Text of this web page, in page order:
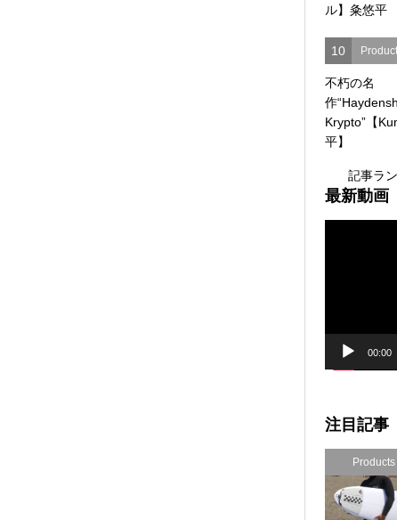
ル】粂悠平
10
不朽の名
作
Krypto”【
平】
記事ラ
最新動画
00:00
注目記事
Products